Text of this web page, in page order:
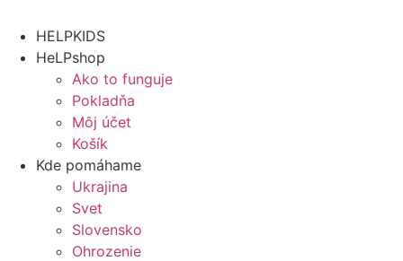
HELPKIDS
HeLPshop
Ako to funguje
Pokladňa
Môj účet
Košík
Kde pomáhame
Ukrajina
Svet
Slovensko
Ohrozenie